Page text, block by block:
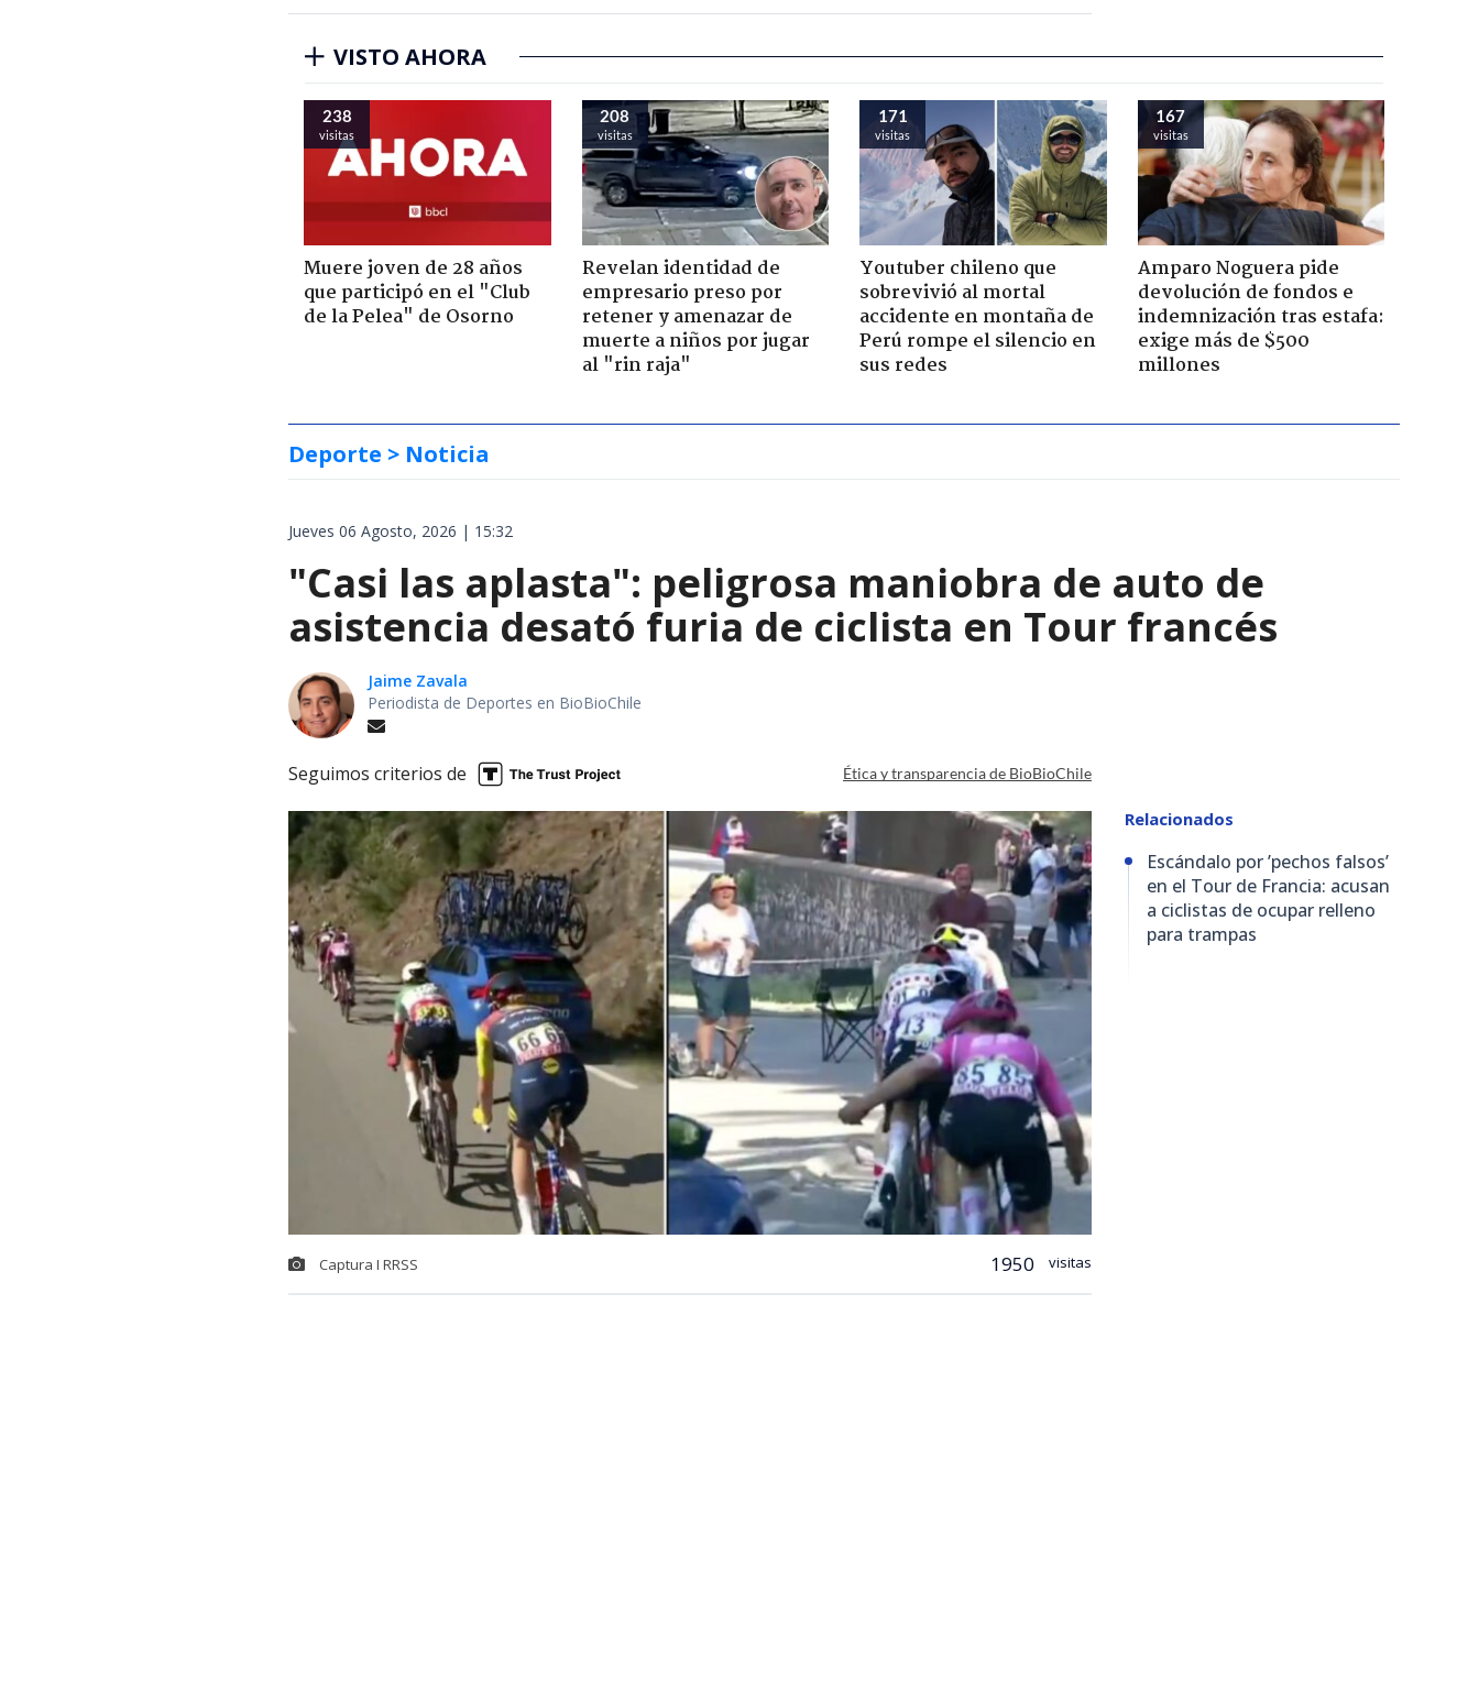
VISTO AHORA
238
visitas
Muere joven de 28 años
que participó en el "Club
de la Pelea" de Osorno
208
visitas
Revelan identidad de
empresario preso por
retener y amenazar de
muerte a niños por jugar
al "rin raja"
171
visitas
Youtuber chileno que
sobrevivió al mortal
accidente en montaña de
Perú rompe el silencio en
sus redes
167
visitas
Amparo Noguera pide
devolución de fondos e
indemnización tras estafa:
exige más de $500
millones
Deporte > Noticia
Jueves 06 Agosto, 2026 | 15:32
"Casi las aplasta": peligrosa maniobra de auto de
asistencia desató furia de ciclista en Tour francés
Jaime Zavala
Periodista de Deportes en BioBioChile
Seguimos criterios de Ética y transparencia de BioBioChile
Captura I RRSS 1950 visitas
Relacionados
Escándalo por ’pechos falsos’
en el Tour de Francia: acusan
a ciclistas de ocupar relleno
para trampas